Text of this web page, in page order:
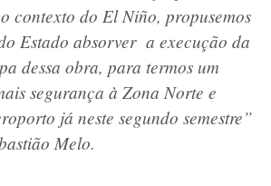
contexto do El Niño, propusemos
Estado absorver a execução da
dessa obra, para termos um
segurança à Zona Norte e
já neste segundo semestre”
Melo.